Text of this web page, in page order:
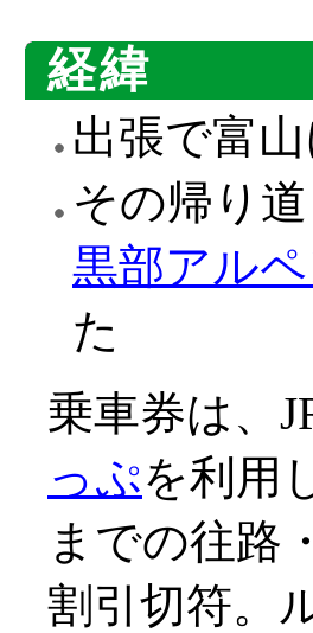
経緯
出張で富
その帰り
黒部アル
た
乗車券は、
っぷを利用
までの往路
割引切符。